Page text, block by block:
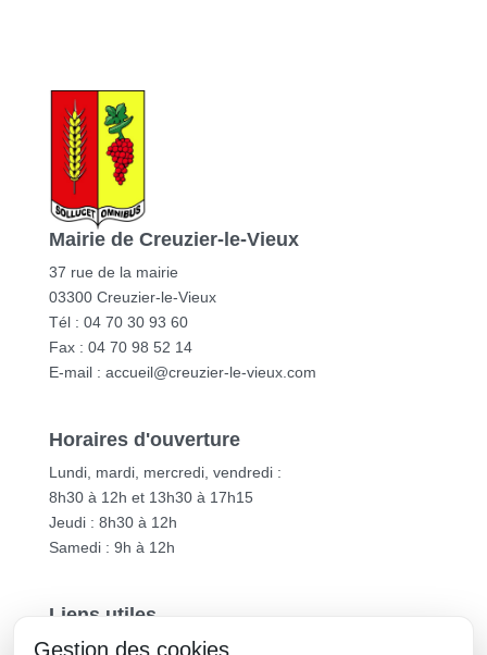
Mairie de Creuzier-le-Vieux
37 rue de la mairie
03300 Creuzier-le-Vieux
Tél : 04 70 30 93 60
Fax : 04 70 98 52 14
E-mail : accueil@creuzier-le-vieux.com
Horaires d'ouverture
Lundi, mardi, mercredi, vendredi :
8h30 à 12h et 13h30 à 17h15
Jeudi : 8h30 à 12h
Samedi : 9h à 12h
Liens utiles
Vichy Communauté
Gestion des cookies